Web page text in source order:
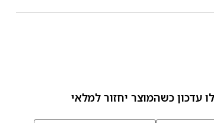
עדכון כשהמוצר יחזור למלאי